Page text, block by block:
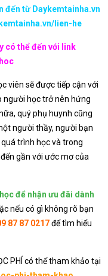
đến từ Daykemtainha.vn
lien-he
có thể đến với link
viên sẽ được tiếp cận với
người học trở nên hứng
quý phụ huynh cũng
người thầy, người bạn
trình học và trong
gần với ước mơ của
để nhận ưu đãi dành
nếu có gì không rõ bạn
87 87 0217để tìm hiểu
PHÍ có thể tham khảo tại